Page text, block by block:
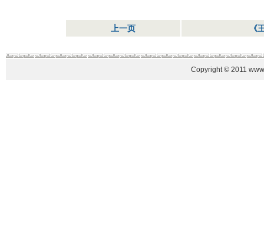
上一页 《
Copyright © 2011